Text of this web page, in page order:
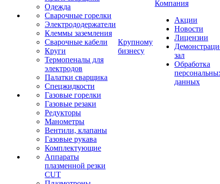
Одежда
Сварочные горелки
Электрододержатели
Клеммы заземления
Сварочные кабели
Круги
Термопеналы для
электродов
Палатки сварщика
Спецжидкости
Газовые горелки
Газовые резаки
Редукторы
Манометры
Вентили, клапаны
Газовые рукава
Комплектующие
Аппараты
плазменной резки
CUT
Крупному
бизнесу
Компания
Акции
Новости
Лицензии
зал
Обработка
данных